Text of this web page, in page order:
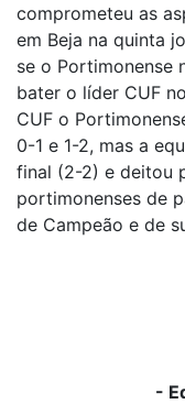
comprometeu as
em Beja na quinta
se o Portimonense
bater o líder CUF
CUF o
0-1 e 1-2, mas a
final (2-2) e deitou
portimonenses de
de Campeão e de
-